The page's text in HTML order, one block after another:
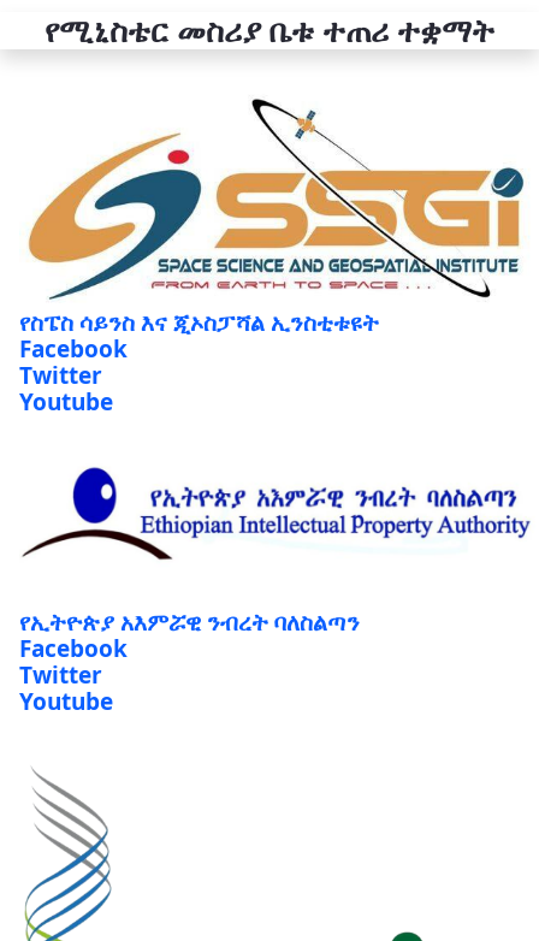
የሚኒስቴር መስሪያ ቤቱ ተጠሪ ተቋማት
የስፔስ ሳይንስ እና ጂኦስፓሻል ኢንስቲቱዩት
Facebook
Twitter
Youtube
የኢትዮጵያ አእምሯዊ ንብረት ባለስልጣን
Facebook
Twitter
Youtube